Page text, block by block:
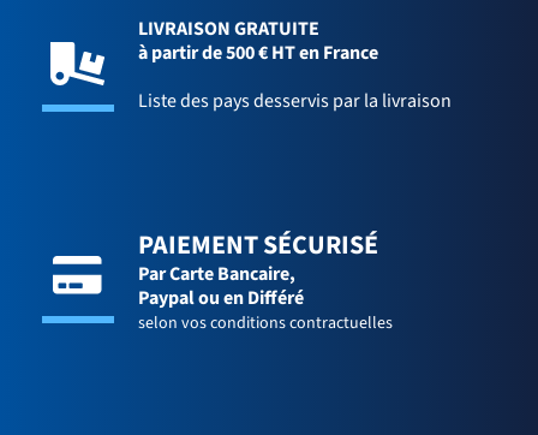
LIVRAISON GRATUITE
à partir de 500 € HT en France
Liste des pays desservis par la livraison
PAIEMENT SÉCURISÉ
Par Carte Bancaire,
Paypal ou en Différé
selon vos conditions contractuelles